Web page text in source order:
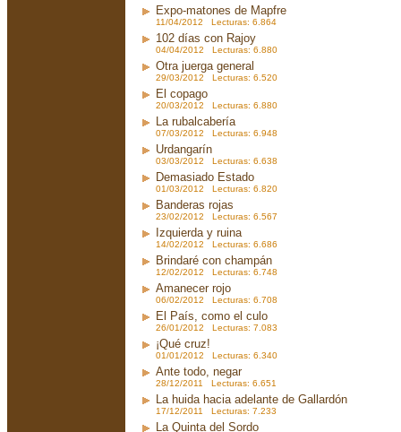
Expo-matones de Mapfre
11/04/2012 Lecturas: 6.864
102 días con Rajoy
04/04/2012 Lecturas: 6.880
Otra juerga general
29/03/2012 Lecturas: 6.520
El copago
20/03/2012 Lecturas: 6.880
La rubalcabería
07/03/2012 Lecturas: 6.948
Urdangarín
03/03/2012 Lecturas: 6.638
Demasiado Estado
01/03/2012 Lecturas: 6.820
Banderas rojas
23/02/2012 Lecturas: 6.567
Izquierda y ruina
14/02/2012 Lecturas: 6.686
Brindaré con champán
12/02/2012 Lecturas: 6.748
Amanecer rojo
06/02/2012 Lecturas: 6.708
El País, como el culo
26/01/2012 Lecturas: 7.083
¡Qué cruz!
01/01/2012 Lecturas: 6.340
Ante todo, negar
28/12/2011 Lecturas: 6.651
La huida hacia adelante de Gallardón
17/12/2011 Lecturas: 7.233
La Quinta del Sordo